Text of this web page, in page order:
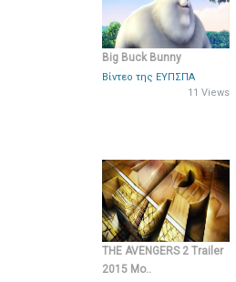
Big Buck Bunny
Βίντεο της ΕΥΠΣΠΑ
11 Views
THE AVENGERS 2 Trailer
2015 Mo..